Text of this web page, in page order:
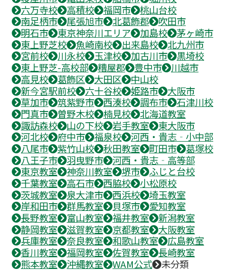
六万寺校
高積校 福岡市
桃山台校
南足柄市
尾張旭市 北葛飾郡
吹田市
明石市
東京神奈川エリア 加島校
茅ヶ崎市
東上野芝校
魚崎南校 出来島校
北九州市
宮前校
川永校 玉津校 加古川市
黒埼校
東上野芝-高校部
糟屋郡 豊中市
川越市
高見校
葛飾区 大田区
中山校
新今宮駅前校
六十谷校 姫路市
大阪市
草加市
筑紫野市 西湊校 調布市
石津川校
門真市
曽野木校 楠見校
北海道教室
諏訪森校
山の下校 岩手教室
東大阪市
河北校
府中市 福泉校
河西・貴志‐小中部
八尾市
紫竹山校 秋田教室 町田市
葛塚校
八王子市
羽曳野市
河西・貴志‐高等部
東京教室
神奈川教室 堺市
ふじと台校
千葉教室
高石市 西脇校
小松原校
茨城教室
泉大津市 西浜校
埼玉教室
岸和田市
群馬教室 貝塚市
愛知教室
長野教室
富山教室 福井教室
新潟教室
静岡教室
滋賀教室 京都教室
大阪教室
兵庫教室
奈良教室 和歌山教室
広島教室
香川教室
福岡教室 佐賀教室
長崎教室
熊本教室
沖縄教室 WAM公式 未分類